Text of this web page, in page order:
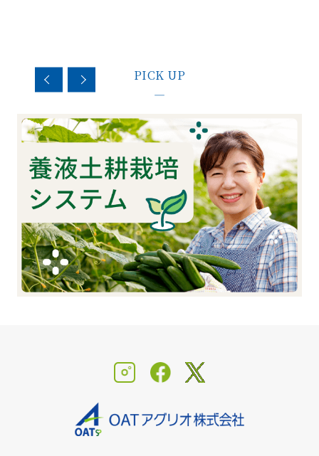
PICK UP
—